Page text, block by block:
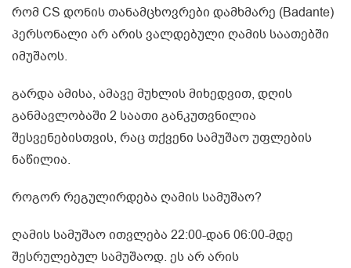
რომ CS დონის თანამცხოვრები დამხმარე (Badante)
პერსონალი არ არის ვალდებული ღამის საათებში
იმუშაოს.
გარდა ამისა, ამავე მუხლის მიხედვით, დღის
განმავლობაში 2 საათი განკუთვნილია
შესვენებისთვის, რაც თქვენი სამუშაო უფლების
ნაწილია.
როგორ რეგულირდება ღამის სამუშაო?
ღამის სამუშაო ითვლება 22:00-დან 06:00-მდე
შესრულებულ სამუშაოდ. ეს არ არის